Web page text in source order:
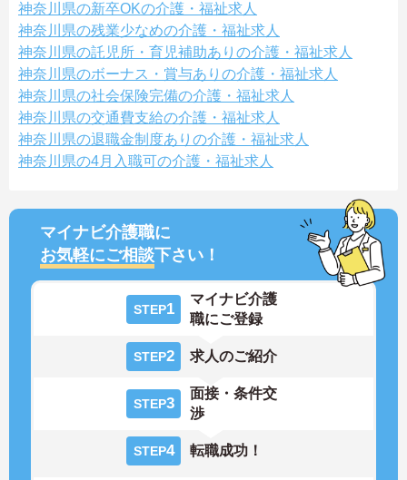
神奈川県の新卒OKの介護・福祉求人
神奈川県の残業少なめの介護・福祉求人
神奈川県の託児所・育児補助ありの介護・福祉求人
神奈川県のボーナス・賞与ありの介護・福祉求人
神奈川県の社会保険完備の介護・福祉求人
神奈川県の交通費支給の介護・福祉求人
神奈川県の退職金制度ありの介護・福祉求人
神奈川県の4月入職可の介護・福祉求人
マイナビ介護職に
お気軽にご相談下さい！
STEP1
マイナビ介護
職にご登録
STEP2 求人のご紹介
STEP3
面接・条件交
渉
STEP4 転職成功！